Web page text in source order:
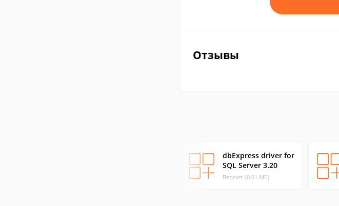
Отзывы
dbExpress driver for
SQL Server 3.20
Версия: (0.01 МБ)